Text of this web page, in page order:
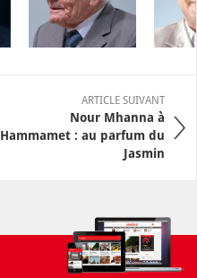
ARTICLE SUIVANT
Nour Mhanna à
Hammamet : au parfum du
Jasmin